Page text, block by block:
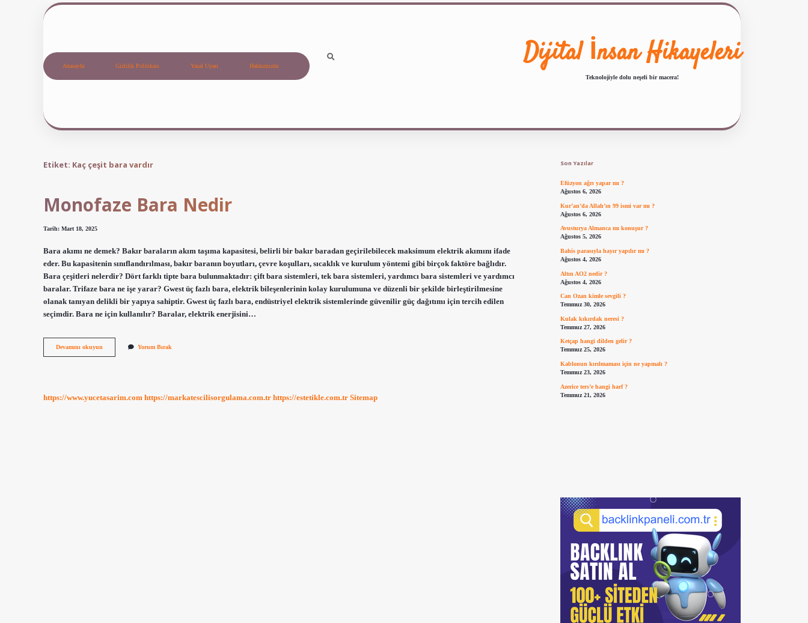
Anasayfa Gizlilik Politikası Yasal Uyarı Hakkımızda Dijital İnsan Hikayeleri
Teknolojiyle dolu neşeli bir macera!
Etiket: Kaç çeşit bara vardır
Monofaze Bara Nedir
Tarih: Mart 18, 2025
Bara akımı ne demek? Bakır baraların akım taşıma kapasitesi, belirli bir bakır baradan geçirilebilecek maksimum elektrik akımını ifade
eder. Bu kapasitenin sınıflandırılması, bakır baranın boyutları, çevre koşulları, sıcaklık ve kurulum yöntemi gibi birçok faktöre bağlıdır.
Bara çeşitleri nelerdir? Dört farklı tipte bara bulunmaktadır: çift bara sistemleri, tek bara sistemleri, yardımcı bara sistemleri ve yardımcı
baralar. Trifaze bara ne işe yarar? Gwest üç fazlı bara, elektrik bileşenlerinin kolay kurulumuna ve düzenli bir şekilde birleştirilmesine
olanak tanıyan delikli bir yapıya sahiptir. Gwest üç fazlı bara, endüstriyel elektrik sistemlerinde güvenilir güç dağıtımı için tercih edilen
seçimdir. Bara ne için kullanılır? Baralar, elektrik enerjisini…
Devamını okuyun
Bara
Yorum Bırak
https://www.yucetasarim.com https://markatescilisorgulama.com.tr https://estetikle.com.tr Sitemap
Son Yazılar
Efüzyon ağrı yapar mı ?
Ağustos 6, 2026
Kur’an’da Allah’ın 99 ismi var mı ?
Ağustos 6, 2026
Avusturya Almanca mı konuşur ?
Ağustos 5, 2026
Bahis parasıyla hayır yapılır mı ?
Ağustos 4, 2026
Altın AO2 nedir ?
Ağustos 4, 2026
Can Ozan kimle sevgili ?
Temmuz 30, 2026
Kulak kıkırdak neresi ?
Temmuz 27, 2026
Ketçap hangi dilden gelir ?
Temmuz 25, 2026
Kablonun kırılmaması için ne yapmalı ?
Temmuz 23, 2026
Azerice ters’e hangi harf ?
Temmuz 21, 2026